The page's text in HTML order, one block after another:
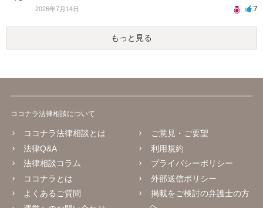
2026年7月14日 7
もっと見る
ココナラ法律相談について
ココナラ法律相談とは
法律Q&A
法律相談コラム
ココナラとは
よくあるご質問
ご意見・ご要望
利用規約
プライバシーポリシー
外部送信ポリシー
掲載をご検討の弁護士の方